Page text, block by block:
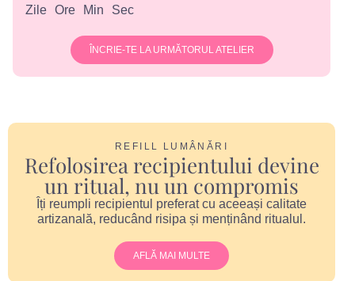
Zile Ore Min Sec
ÎNCRIE-TE LA URMĂTORUL ATELIER
REFILL LUMÂNĂRI
Refolosirea recipientului devine
un ritual, nu un compromis
Îți reumpli recipientul preferat cu aceeași calitate
artizanală, reducând risipa și menținând ritualul.
AFLĂ MAI MULTE